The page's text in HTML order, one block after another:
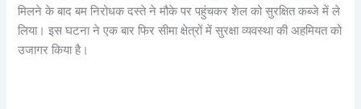
मिलने के बाद बम निरोधक दस्ते ने मौके पर पहुंचकर शेल को सुरक्षित कब्जे में ले
लिया। इस घटना ने एक बार फिर सीमा क्षेत्रों में सुरक्षा व्यवस्था की अहमियत को
उजागर किया है।